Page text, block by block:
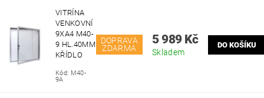
VITRÍNA
VENKOVNÍ
9XA4 M40-
9 HL.40MM
KŘÍDLO
Kód: M40-
9A
DOPRAVA
ZDARMA
5 989 Kč
Skladem